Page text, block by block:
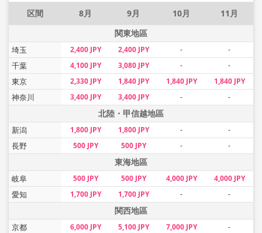
区間 8月 9月 10月
11月
関東地區
埼玉 2,400 JPY 2,400 JPY - -
千葉 4,100 JPY 3,080 JPY - -
東京 2,330 JPY 1,840 JPY 1,840 JPY 1,840 JPY
神奈川 3,400 JPY 3,400 JPY - -
北陸・甲信越地區
新潟 1,800 JPY 1,800 JPY - -
長野 500 JPY 500 JPY - -
東海地區
岐阜 500 JPY 500 JPY 4,000 JPY 4,000 JPY
愛知 1,700 JPY 1,700 JPY - -
関西地區
京都 6,000 JPY 5,100 JPY 7,000 JPY -